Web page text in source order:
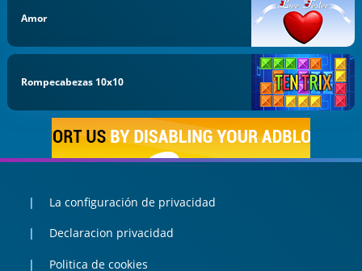
Amor
Rompecabezas 10x10
La configuración de privacidad
Declaracion privacidad
Politica de cookies